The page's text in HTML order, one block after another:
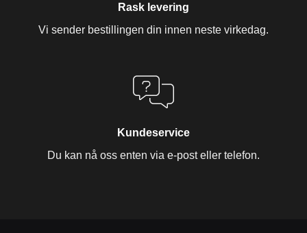
Rask levering
Vi sender bestillingen din innen neste virkedag.
Kundeservice
Du kan nå oss enten via e-post eller telefon.